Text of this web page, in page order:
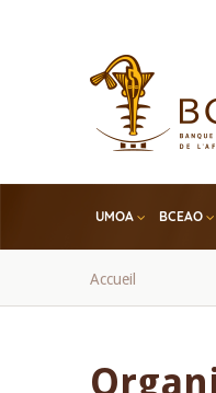
UMOA BCEAO
Fil
Accueil